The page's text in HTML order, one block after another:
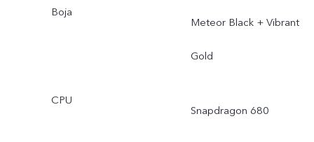
Boja
Meteor Black + Vibrant
Gold
CPU
Snapdragon 680